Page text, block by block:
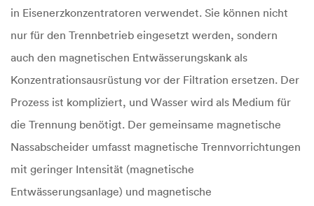
in Eisenerzkonzentratoren verwendet. Sie können nicht
nur für den Trennbetrieb eingesetzt werden, sondern
auch den magnetischen Entwässerungskank als
Konzentrationsausrüstung vor der Filtration ersetzen. Der
Prozess ist kompliziert, und Wasser wird als Medium für
die Trennung benötigt. Der gemeinsame magnetische
Nassabscheider umfasst magnetische Trennvorrichtungen
mit geringer Intensität (magnetische
Entwässerungsanlage) und magnetische